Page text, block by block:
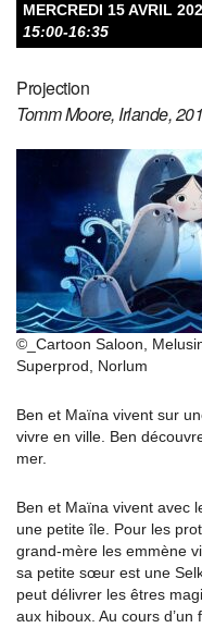
MERCREDI 15 AVRIL
15:00-16:35
Projection
Tomm Moore, Irlande,
©_Cartoon Saloon,
Superprod, Norlum
Ben et Maïna vivent sur
vivre en ville. Ben
mer.
Ben et Maïna vivent avec
une petite île. Pour les
grand-mère les emmène
sa petite sœur est une
peut délivrer les êtres
aux hiboux. Au cours